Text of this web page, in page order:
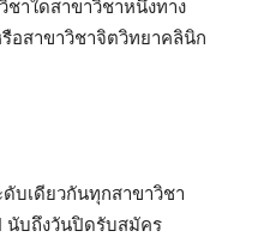
าใดสาขาวิชาหนึ่งทาง
อสาขาวิชาจิตวิทยาคลินิก
บเดียวกันทุกสาขาวิชา
นับถึงวันปิดรับสมัคร